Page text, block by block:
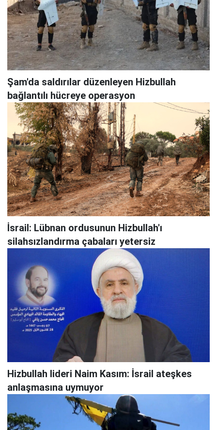
Şam'da saldırılar düzenleyen Hizbullah
bağlantılı hücreye operasyon
İsrail: Lübnan ordusunun Hizbullah'ı
silahsızlandırma çabaları yetersiz
Hizbullah lideri Naim Kasım: İsrail ateşkes
anlaşmasına uymuyor